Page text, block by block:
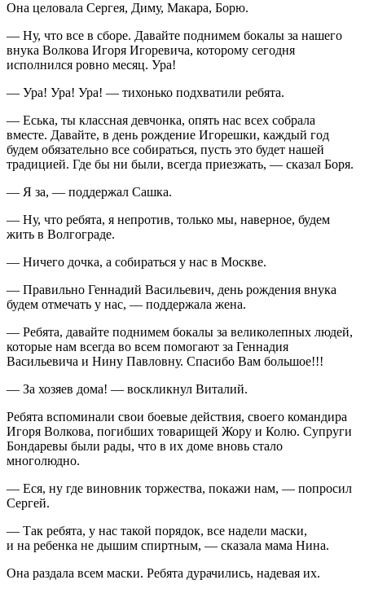
Она целовала Сергея, Диму, Макара, Борю.
— Ну, что все в сборе. Давайте поднимем бокалы за нашего
внука Волкова Игоря Игоревича, которому сегодня
исполнился ровно месяц. Ура!
— Ура! Ура! Ура! — тихонько подхватили ребята.
— Еська, ты классная девчонка, опять нас всех собрала
вместе. Давайте, в день рождение Игорешки, каждый год
будем обязательно все собираться, пусть это будет нашей
традицией. Где бы ни были, всегда приезжать, — сказал Боря.
— Я за, — поддержал Сашка.
— Ну, что ребята, я непротив, только мы, наверное, будем
жить в Волгограде.
— Ничего дочка, а собираться у нас в Москве.
— Правильно Геннадий Васильевич, день рождения внука
будем отмечать у нас, — поддержала жена.
— Ребята, давайте поднимем бокалы за великолепных людей,
которые нам всегда во всем помогают за Геннадия
Васильевича и Нину Павловну. Спасибо Вам большое!!!
— За хозяев дома! — воскликнул Виталий.
Ребята вспоминали свои боевые действия, своего командира
Игоря Волкова, погибших товарищей Жору и Колю. Супруги
Бондаревы были рады, что в их доме вновь стало
многолюдно.
— Еся, ну где виновник торжества, покажи нам, — попросил
Сергей.
— Так ребята, у нас такой порядок, все надели маски,
и на ребенка не дышим спиртным, — сказала мама Нина.
Она раздала всем маски. Ребята дурачились, надевая их.